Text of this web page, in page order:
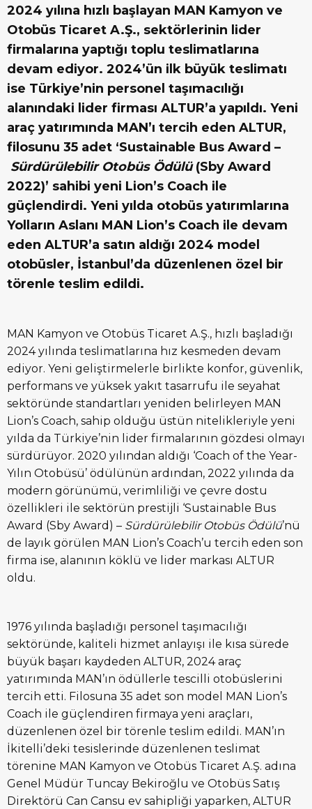
2024 yılına hızlı başlayan MAN Kamyon ve
Otobüs Ticaret A.Ş., sektörlerinin lider
firmalarına yaptığı toplu teslimatlarına
devam ediyor. 2024’ün ilk büyük teslimatı
ise Türkiye’nin personel taşımacılığı
alanındaki lider firması ALTUR’a yapıldı. Yeni
araç yatırımında MAN’ı tercih eden ALTUR,
filosunu 35 adet ‘Sustainable Bus Award –
Sürdürülebilir Otobüs Ödülü(Sby Award
2022)’ sahibi yeni Lion’s Coach ile
güçlendirdi. Yeni yılda otobüs yatırımlarına
Yolların Aslanı MAN Lion’s Coach ile devam
eden ALTUR’a satın aldığı 2024 model
otobüsler, İstanbul’da düzenlenen özel bir
törenle teslim edildi.
MAN Kamyon ve Otobüs Ticaret A.Ş., hızlı başladığı
2024 yılında teslimatlarına hız kesmeden devam
ediyor. Yeni geliştirmelerle birlikte konfor, güvenlik,
performans ve yüksek yakıt tasarrufu ile seyahat
sektöründe standartları yeniden belirleyen MAN
Lion’s Coach, sahip olduğu üstün nitelikleriyle yeni
yılda da Türkiye’nin lider firmalarının gözdesi olmayı
sürdürüyor. 2020 yılından aldığı ‘Coach of the Year-
Yılın Otobüsü’ ödülünün ardından, 2022 yılında da
modern görünümü, verimliliği ve çevre dostu
özellikleri ile sektörün prestijli ‘Sustainable Bus
Award (Sby Award) – Sürdürülebilir Otobüs Ödülü’nü
de layık görülen MAN Lion’s Coach’u tercih eden son
firma ise, alanının köklü ve lider markası ALTUR
oldu.
1976 yılında başladığı personel taşımacılığı
sektöründe, kaliteli hizmet anlayışı ile kısa sürede
büyük başarı kaydeden ALTUR, 2024 araç
yatırımında MAN’ın ödüllerle tescilli otobüslerini
tercih etti. Filosuna 35 adet son model MAN Lion’s
Coach ile güçlendiren firmaya yeni araçları,
düzenlenen özel bir törenle teslim edildi. MAN’ın
İkitelli’deki tesislerinde düzenlenen teslimat
törenine MAN Kamyon ve Otobüs Ticaret A.Ş. adına
Genel Müdür Tuncay Bekiroğlu ve Otobüs Satış
Direktörü Can Cansu ev sahipliği yaparken, ALTUR